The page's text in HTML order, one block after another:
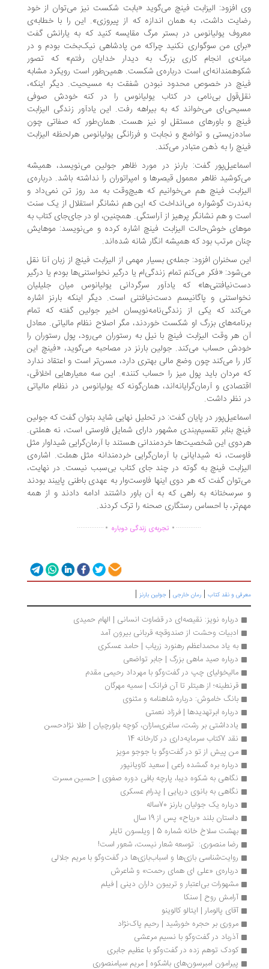
افزود: الیزابت فینچ می‌گوید «بابت شکست نیز می‌توان از خود
داشت، به همان اندازه که از پیروزی». این را با خطابه‌ی
یولیانوس در بستر مرگ مقایسه کنید که به یارانش گفت
من سوگواری نکنید چراکه من پادشاهی نیک‌بخت بودم و در
انجام کاری بزرگ به دیدار خدایان رفتم» که تصور
است درباره‌ی شکست. همین‌طور است رویکرد مشابه
در خصوص محدود نبودن شفقت به مسیحیت. دیگر اینکه،
بی‌نامی در کتاب یولیانوس را در کنه خودش صوفی
می‌خواند که به بیراهه رفت. این یادآور زندگی الیزابت
و باورهای مستقل او نیز هست. همان‌طور که صفاتی چون
و تواضع و نجابت و فرزانگی یولیانوس هرلحظه الیزابت
را به ذهن متبادر می‌کند.
گفت: بارنز در مورد ظاهر جولین می‌نویسد، همیشه
ظاهر معمول قیصرها و امپراتوران را نداشته باشد. درباره‌ی
فینچ هم می‌خوانیم که هیچ‌وقت به مد روز تن نمی‌داد و
گوشواره می‌انداخت که این هم نشانگر استقلال از یک سنت
و هم نشانگر پرهیز از آراستگی. همچنین، او در جای‌جای کتاب به
خوش‌حالت الیزابت فینچ اشاره کرده و می‌نویسد: موهایش
مرتب بود که همیشه انگار شانه شده‌اند.
سخنران افزود: جمله‌ی بسیار مهمی از الیزابت فینچ از زبان آنا نقل
«فکر می‌کنم تمام زندگی‌ام یا درگیر نخواستنی‌ها بودم یا درگیر
که یادآور سرگردانی یولیانوس میان جلیلیان
و پاگانیسم دست‌نیافتنی است. دیگر اینکه بارنز اشاره
که یکی از زندگی‌نامه‌نویسان اخیر جولین گفته که تمام
بزرگ او شکست خوردند، مگر اصلاح نظام مالیاتی. معادل
هر وقت الیزابت فینچ با نیل به رستوران می‌رود، پول رستوران را
حساب می‌کند. جولین بارنز در مصاحبه می‌گوید، «فینچ این
را می‌کند چون وضع مالی بهتری دارد، مسن‌تر است و اعتقاد ندارد
مردان باید پول میز را حساب کنند». این سه معیارهایی اخلاقی،
و آرمان‌گرایانه‌اند، همان‌گونه که یولیانوس در نظام مالیاتی
نظر داشت.
در پایان گفت: در تحلیل نهایی شاید بتوان گفت که جولین
بنابر تقسیم‌بندی مشهور دارای شمایل فاوستی است، نه هملتی.
این شخصیت‌ها خردمندانی هستند با آرمان‌گرایی شیداوار مثل
نه شیدایانی با آرمان‌گرایی خردمندانه مثل هملت. اشاره‌ی
فینچ به گوته در چند جای کتاب بی‌سبب نیست. در نهایت،
گفت که هر دوی اینها فاوست‌وار به عهدی باطنی پایبند بودند
به راهی که به آن باور داشتند ادامه دادند و از همه
با احساس رستگاری صحنه را ترک کردند.
................تجربه‌ی زندگی دوباره ...............
و نقد کتاب|رمان خارجی|جولین بارنز|
درباره نویز: نقیصه‌ای در قضاوت انسانی | الهام حمیدی
ادبیات وحشت از صندوقچه قربانی بیرون آمد
به یاد محمداعظم رهنورد زریاب | حامد عسکری
درباره صید ماهی بزرگ | جابر تواضعی
مالیخولیای چپ در گفت‌وگو با مهرداد رحیمی مقدم
قرنطینه؛ از هیتلر تا آن فرانک | سمیه مهرگان
بانگ خاموش: درباره شاهنامه و مثنوی
درباره ابرتهدیدها | فرزاد نعمتی
یادداشتی بر رشت، ساغری‌سازان، کوچه بلورچیان | طلا نژاد‌حسن
من پیش از تو در گفت‌وگو با جوجو مویز
درباره بره گمشده راعی | سعید کاویانپور
نگاهی به شکوه دیبا، پارچه بافی دوره صفوی | حسین مسرت
نگاهی به بانوی دریایی | پدرام عسکری
درباره‌ یک جولیان بارنز 70ساله
داستان بلند «ریاح» پس از 19 سال
بهشت سلاخ خانه شماره 5 | ويلسون تايلر
رضا منصوری:  توسعه شعار نیست، شعور است!
روایت‌شناسی بازی‌ها و اسباب‌بازی‌ها در گفت‌وگو با مریم جلالی
درباره‌ی «علی ای همای رحمت» و شاعرش
مشهورات بی‌اعتبار و تریبون داران دینی | فیلم
آرامش روح | سنکا
آقای پالومار | ایتالو کالوینو
مروری بر حجره خورشید | رحیم پاک‌نژاد
آذرباد در گفت‌وگو با نسیم مرعشی
کودک توهم زده در گفت‌وگو با عظیم جابری
پیرامون امبرسون‌های باشکوه | مریم سیامنصوری